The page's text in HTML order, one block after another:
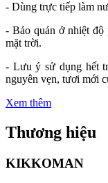
- Dùng trực tiếp làm
- Bảo quản ở nhiệt
mặt trời.
- Lưu ý sử dụng hết
nguyên vẹn, tươi mới
Xem thêm
Thương hiệu
KIKKOMAN